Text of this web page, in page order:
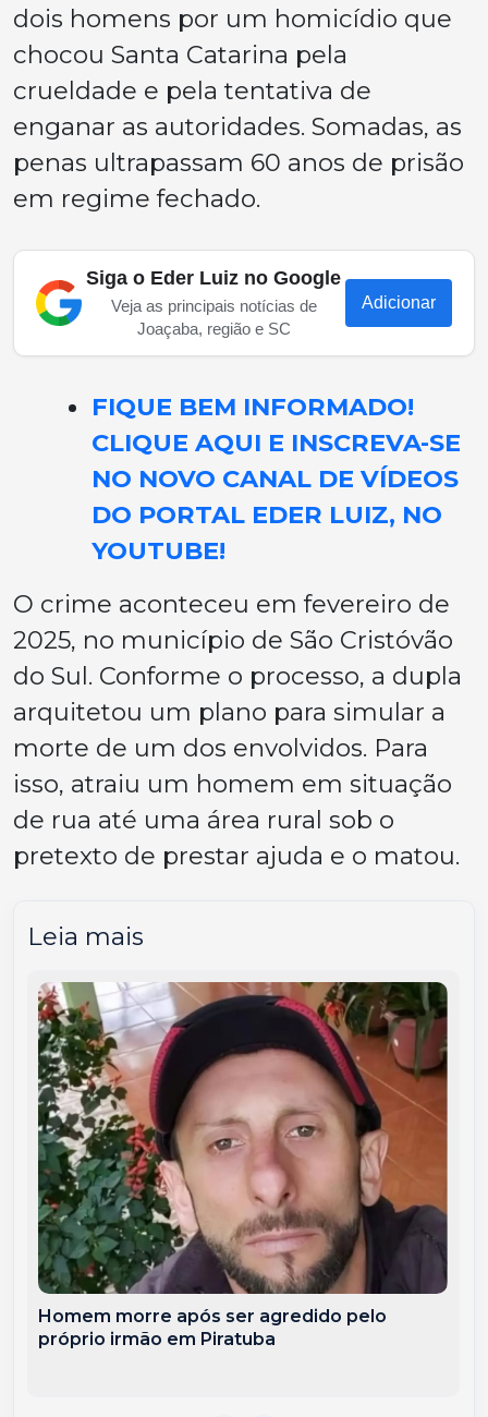
dois homens por um homicídio que
chocou Santa Catarina pela
crueldade e pela tentativa de
enganar as autoridades. Somadas, as
penas ultrapassam 60 anos de prisão
em regime fechado.
Siga o Eder Luiz no Google
Veja as principais notícias de
Joaçaba, região e SC
Adicionar
FIQUE BEM INFORMADO!
CLIQUE AQUI E INSCREVA-SE
NO NOVO CANAL DE VÍDEOS
DO PORTAL EDER LUIZ, NO
YOUTUBE!
O crime aconteceu em fevereiro de
2025, no município de São Cristóvão
do Sul. Conforme o processo, a dupla
arquitetou um plano para simular a
morte de um dos envolvidos. Para
isso, atraiu um homem em situação
de rua até uma área rural sob o
pretexto de prestar ajuda e o matou.
Leia mais
Homem morre após ser agredido pelo
próprio irmão em Piratuba